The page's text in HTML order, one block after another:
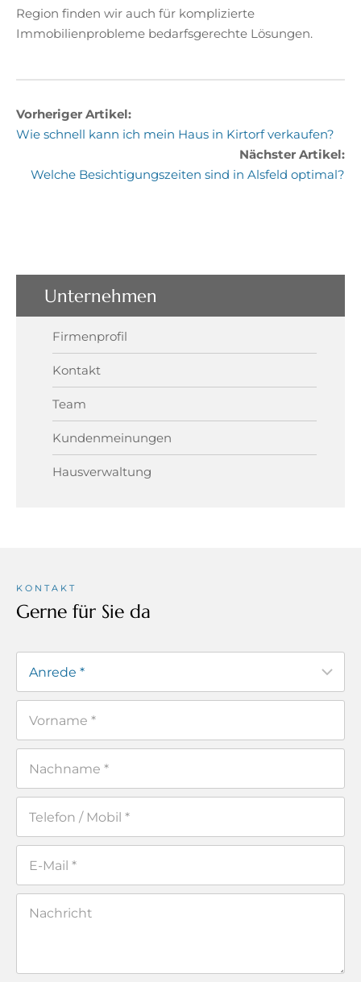
Region finden wir auch für komplizierte
Immobilienprobleme bedarfsgerechte Lösungen.
Vorheriger Artikel:
Wie schnell kann ich mein Haus in Kirtorf verkaufen?
Nächster Artikel:
Welche Besichtigungszeiten sind in Alsfeld optimal?
Unternehmen
Firmenprofil
Kontakt
Team
Kundenmeinungen
Hausverwaltung
KONTAKT
Gerne für Sie da